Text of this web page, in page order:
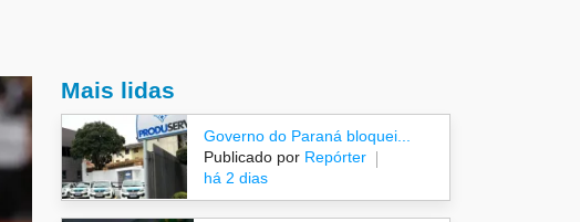
Mais lidas
Governo do Paraná bloquei...
Publicado por Repórter
há 2 dias